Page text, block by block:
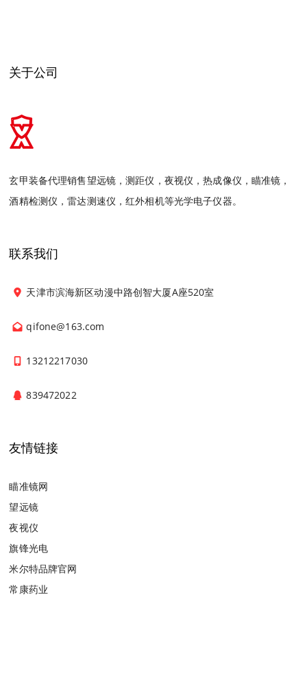
关于公司
玄甲装备代理销售望远镜，测距仪，夜视仪，热成像仪，瞄准镜，
酒精检测仪，雷达测速仪，红外相机等光学电子仪器。
联系我们
天津市滨海新区动漫中路创智大厦A座520室
qifone@163.com
13212217030
839472022
友情链接
瞄准镜网
望远镜
夜视仪
旗锋光电
米尔特品牌官网
常康药业